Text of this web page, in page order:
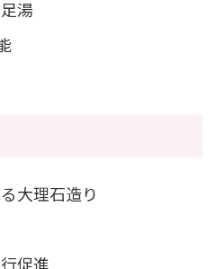
湯
大理石造り
促進